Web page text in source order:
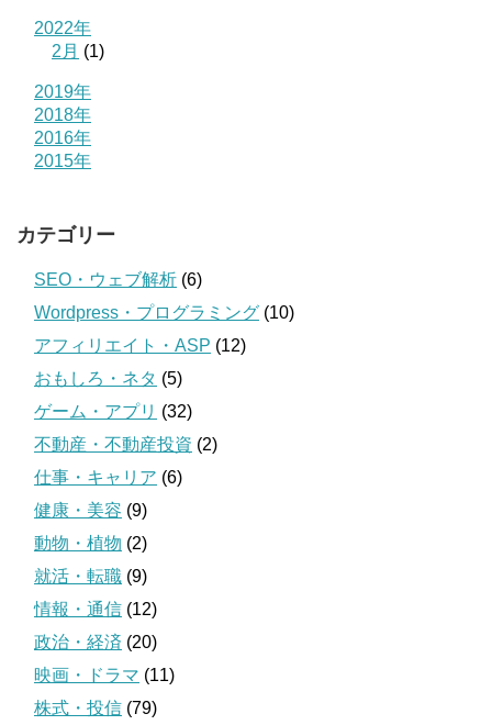
2022年
2月 (1)
2019年
2018年
2016年
2015年
カテゴリー
SEO・ウェブ解析 (6)
Wordpress・プログラミング (10)
アフィリエイト・ASP (12)
おもしろ・ネタ (5)
ゲーム・アプリ (32)
不動産・不動産投資 (2)
仕事・キャリア (6)
健康・美容 (9)
動物・植物 (2)
就活・転職 (9)
情報・通信 (12)
政治・経済 (20)
映画・ドラマ (11)
株式・投信 (79)